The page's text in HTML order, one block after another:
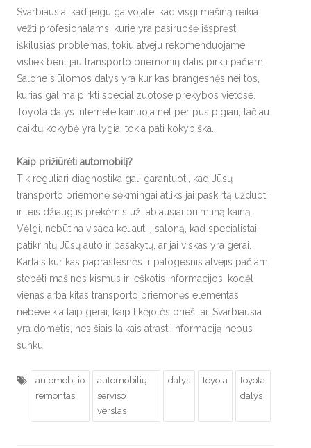
Svarbiausia, kad jeigu galvojate, kad visgi mašiną reikia
vežti profesionalams, kurie yra pasiruošę išspręsti
iškilusias problemas, tokiu atveju rekomenduojame
vistiek bent jau transporto priemonių dalis pirkti pačiam.
Salone siūlomos dalys yra kur kas brangesnės nei tos,
kurias galima pirkti specializuotose prekybos vietose.
Toyota dalys internete kainuoja net per pus pigiau, tačiau
daiktų kokybė yra lygiai tokia pati kokybiška.
Kaip prižiūrėti automobilį?
Tik reguliari diagnostika gali garantuoti, kad Jūsų
transporto priemonė sėkmingai atliks jai paskirtą užduoti
ir leis džiaugtis prekėmis už labiausiai priimtiną kainą.
Vėlgi, nebūtina visada keliauti į saloną, kad specialistai
patikrintų Jūsų auto ir pasakytų, ar jai viskas yra gerai.
Kartais kur kas paprastesnės ir patogesnis atvejis pačiam
stebėti mašinos kismus ir ieškotis informacijos, kodėl
vienas arba kitas transporto priemonės elementas
nebeveikia taip gerai, kaip tikėjotės prieš tai. Svarbiausia
yra domėtis, nes šiais laikais atrasti informaciją nebus
sunku.
automobilio
remontas
automobilių
serviso
verslas
dalys toyota
toyota
dalys